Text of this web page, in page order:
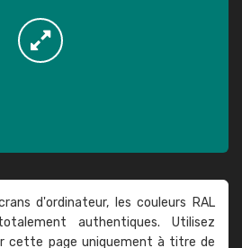
d'ordinateur, les couleurs RAL
authentiques. Utilisez
cette page uniquement à titre de